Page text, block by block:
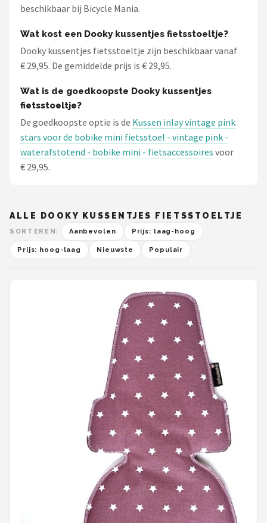
Voltano
Shimano
Cortina
Alle merken →
beschikbaar bij Bicycle Mania.
Wat kost een Dooky kussentjes fietsstoeltje?
Dooky kussentjes fietsstoeltje zijn beschikbaar vanaf
€ 29,95. De gemiddelde prijs is € 29,95.
Wat is de goedkoopste Dooky kussentjes
fietsstoeltje?
De goedkoopste optie is de Kussen inlay vintage pink
stars voor de bobike mini fietsstoel - vintage pink -
waterafstotend - bobike mini - fietsaccessoires voor
€ 29,95.
ALLE DOOKY KUSSENTJES FIETSSTOELTJE
SORTEREN: Aanbevolen Prijs: laag-hoog
Prijs: hoog-laag Nieuwste Populair